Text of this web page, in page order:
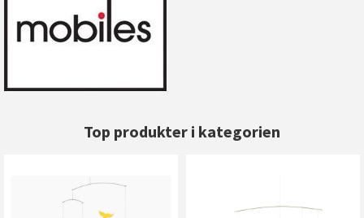
Top produkter i kategorien